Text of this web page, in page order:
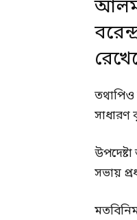
আলম
তথাপিও
সাধারণ
সভায়